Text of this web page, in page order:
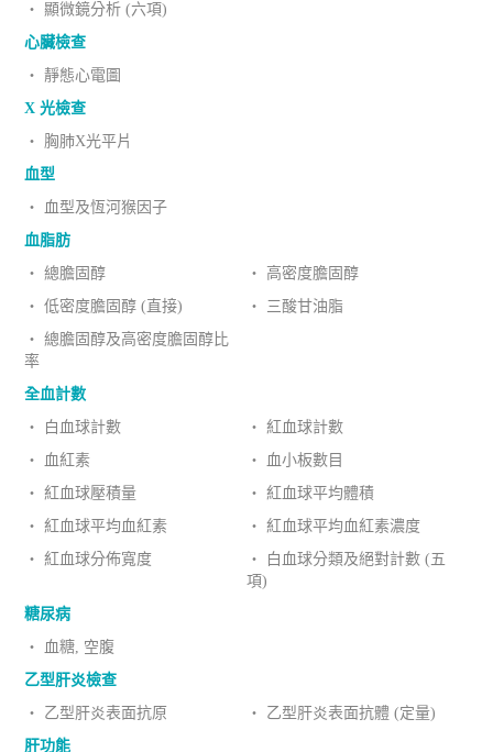
‧ 顯微鏡分析 (六項)
心臟檢查
‧ 靜態心電圖
X 光檢查
‧ 胸肺X光平片
血型
‧ 血型及恆河猴因子
血脂肪
‧ 總膽固醇
‧ 高密度膽固醇
‧ 低密度膽固醇 (直接)
‧ 三酸甘油脂
‧ 總膽固醇及高密度膽固醇比
率
全血計數
‧ 白血球計數
‧ 紅血球計數
‧ 血紅素
‧ 血小板數目
‧ 紅血球壓積量
‧ 紅血球平均體積
‧ 紅血球平均血紅素
‧ 紅血球平均血紅素濃度
‧ 紅血球分佈寬度
‧ 白血球分類及絕對計數 (五
項)
糖尿病
‧ 血糖, 空腹
乙型肝炎檢查
‧ 乙型肝炎表面抗原
‧ 乙型肝炎表面抗體 (定量)
肝功能